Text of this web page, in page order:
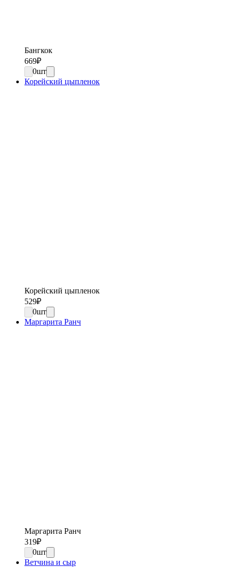
Бангкок
669₽
0шт
Корейский цыпленок
Корейский цыпленок
529₽
0шт
Маргарита Ранч
Маргарита Ранч
319₽
0шт
Ветчина и сыр